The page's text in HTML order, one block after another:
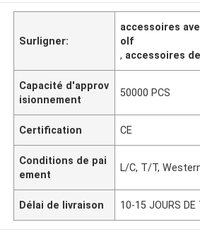
Surligner:
accessoires
olf
, accessoires
Capacité d'approv
isionnement
50000 PCS
Certification CE
Conditions de pai
ement
L/C, T/T,
Délai de livraison 10-15 JOURS DE